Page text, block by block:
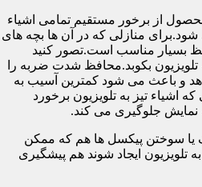
از برخور مستقیم تمامی اشیاء
منازلی که در آن ها بچه های
بسیار مناسب است.تصور کنید
بکوبد.محافظ شدت ضربه را
و باعث می شود کمترین آسیب به
اشیاء تیز به تلویزیون برخورد
جلوگیری می کند.
یا سوختن پیکسل ها هم که ممکن
تلویزیون ایجاد شوند هم پیشگیری